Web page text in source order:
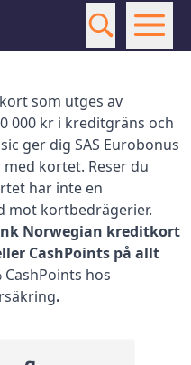
som utges av
000 kr i kreditgräns och
ger dig SAS Eurobonus
kortet. Reser du
har inte en
mot kortbedrägerier.
Norwegian kreditkort
CashPoints på allt
CashPoints hos
.